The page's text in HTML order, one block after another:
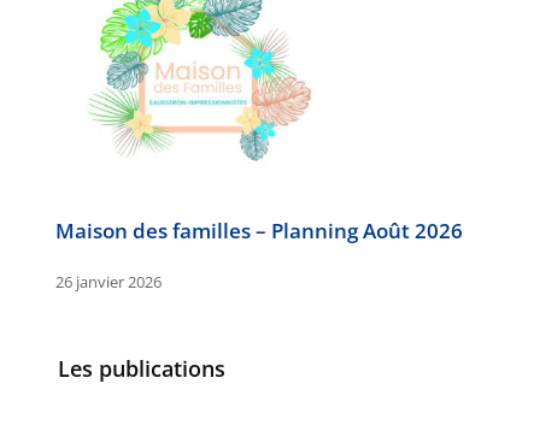
Maison des familles – Planning Août 2026
26 janvier 2026
Les publications